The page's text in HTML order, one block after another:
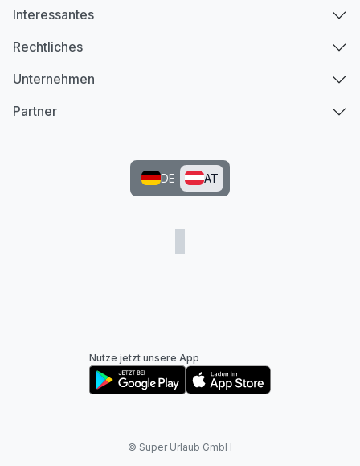
Interessantes
Rechtliches
Unternehmen
Partner
DE AT
Nutze jetzt unsere App
© Super Urlaub GmbH